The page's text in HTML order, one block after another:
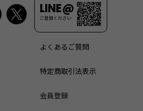
LINE@
ご登録ください
よくあるご質問
特定商取引法表示
会員登録